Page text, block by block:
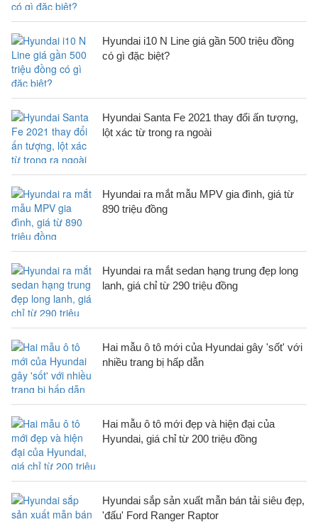
Hyundai i10 N Line giá gần 500 triệu đồng
có gì đặc biệt?
Hyundai Santa Fe 2021 thay đổi ấn tượng,
lột xác từ trong ra ngoài
Hyundai ra mắt mẫu MPV gia đình, giá từ
890 triệu đồng
Hyundai ra mắt sedan hạng trung đẹp long
lanh, giá chỉ từ 290 triệu đồng
Hai mẫu ô tô mới của Hyundai gây 'sốt' với
nhiều trang bị hấp dẫn
Hai mẫu ô tô mới đẹp và hiện đại của
Hyundai, giá chỉ từ 200 triệu đồng
Hyundai sắp sản xuất mẫn bán tải siêu đẹp,
'đấu' Ford Ranger Raptor